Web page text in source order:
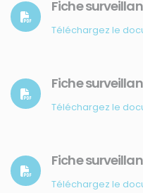
Fiche
Téléchargez le
Fiche
Téléchargez le
Fiche
Téléchargez le